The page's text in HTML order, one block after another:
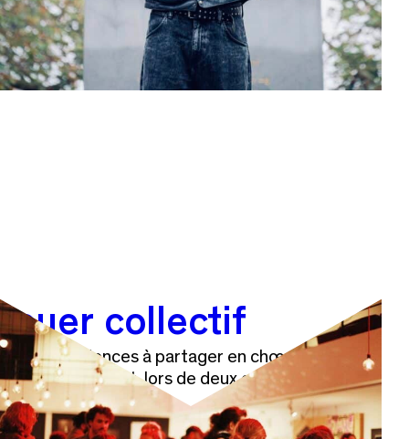
Jouer collectif
Deux expériences à partager en chœur, en coeur
et en mouvement, lors de deux créations
participatives.
Avec les chorégraphe Elise Lerat, collectif Allogène